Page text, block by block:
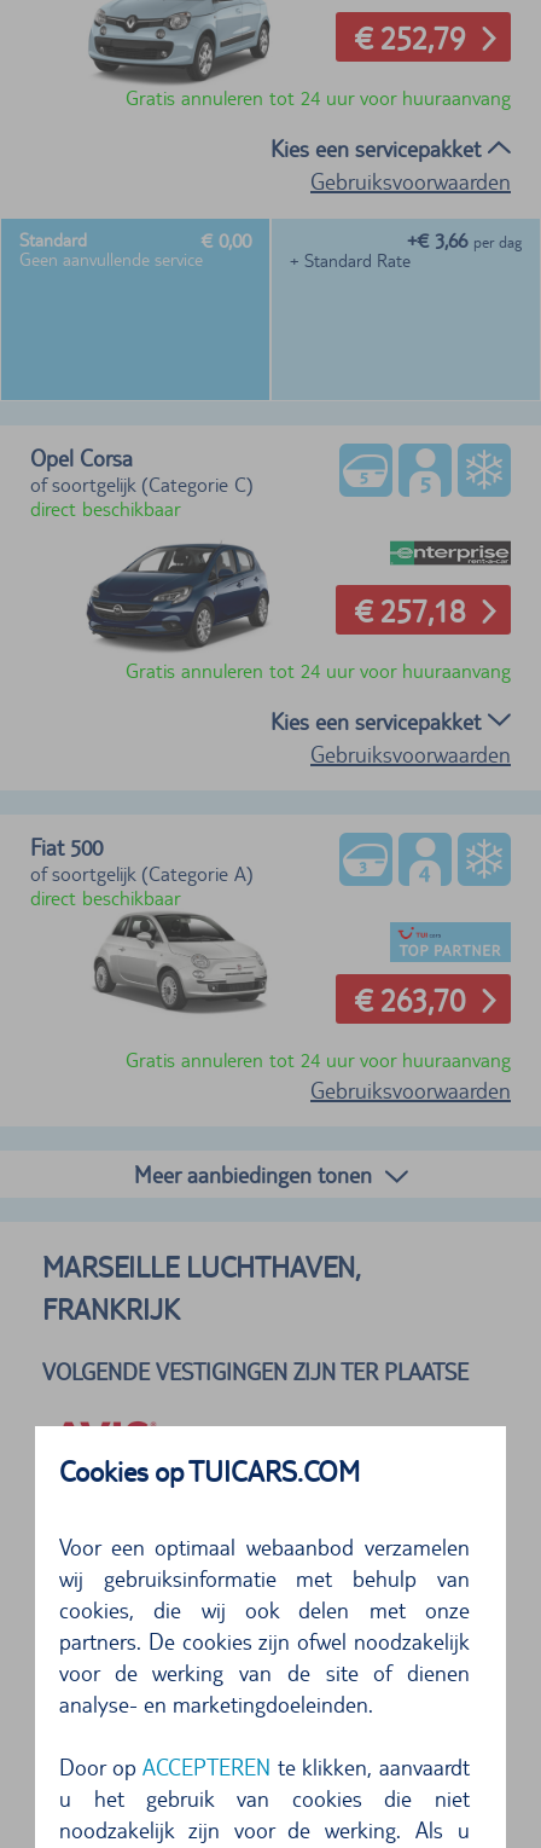
Cookies op TUICARS.COM
Voor een optimaal webaanbod verzamelen
wij gebruiksinformatie met behulp van
cookies, die wij ook delen met onze
partners. De cookies zijn ofwel noodzakelijk
voor de werking van de site of dienen
analyse- en marketingdoeleinden.
Door opACCEPTEREN te klikken, aanvaardt
u het gebruik van cookies die niet
noodzakelijk zijn voor de werking. Als u
€ 252,79
Gratis annuleren tot 24 uur voor huuraanvang
Kies een servicepakket
Gebruiksvoorwaarden
Standard
Geen aanvullende service
€ 0,00
+ Standard Rate
+€ 3,66 per dag
Opel Corsa
of soortgelijk (Categorie C)
direct beschikbaar
€ 257,18
Gratis annuleren tot 24 uur voor huuraanvang
Kies een servicepakket
Gebruiksvoorwaarden
Fiat 500
of soortgelijk (Categorie A)
direct beschikbaar
€ 263,70
Gratis annuleren tot 24 uur voor huuraanvang
Gebruiksvoorwaarden
Meer aanbiedingen tonen
MARSEILLE LUCHTHAVEN,
FRANKRIJK
VOLGENDE VESTIGINGEN ZIJN TER PLAATSE
Adres
Les Lavandins Cs 6000
13728
Marseille
5 van 5 sterren
Problemlos. Freundliche und schnelle
Bedienung, Auto der gebuchten Klasse stand
5 van 5 sterren
Top...